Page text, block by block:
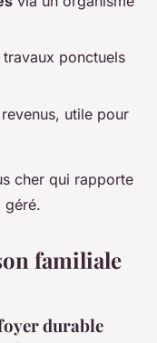
travaux ponctuels
utile pour
cher qui rapporte
géré.
familiale
durable